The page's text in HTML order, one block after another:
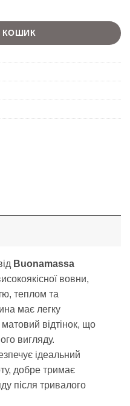
КОШИК
Buonamassa
вовни,
теплом та
має легку
відтінок, що
вигляду.
ідеальний
добре тримає
після тривалого